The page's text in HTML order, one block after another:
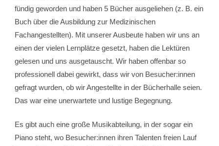
fündig geworden und haben 5 Bücher ausgeliehen (z. B. ein
Buch über die Ausbildung zur Medizinischen
Fachangestellten). Mit unserer Ausbeute haben wir uns an
einen der vielen Lernplätze gesetzt, haben die Lektüren
gelesen und uns ausgetauscht. Wir haben offenbar so
professionell dabei gewirkt, dass wir von Besucher:innen
gefragt wurden, ob wir Angestellte in der Bücherhalle seien.
Das war eine unerwartete und lustige Begegnung.
Es gibt auch eine große Musikabteilung, in der sogar ein
Piano steht, wo Besucher:innen ihren Talenten freien Lauf